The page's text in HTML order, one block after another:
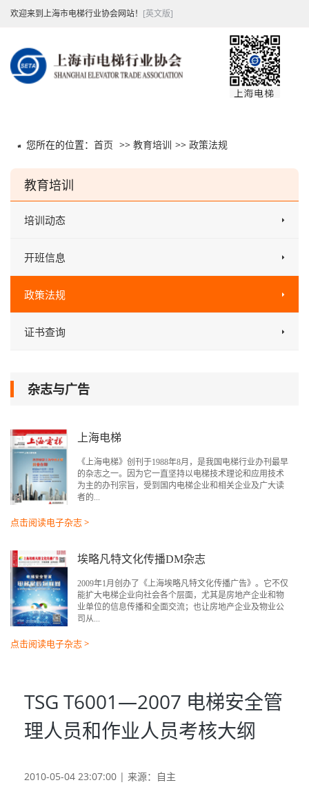
欢迎来到上海市电梯行业协会网站！ [英文版]
您所在的位置： 首页 >> 教育培训 >> 政策法规
教育培训
培训动态
开班信息
政策法规
证书查询
杂志与广告
上海电梯
《上海电梯》创刊于1988年8月，是我国电梯行业办刊最早
的杂志之一。因为它一直坚持以电梯技术理论和应用技术
为主的办刊宗旨，受到国内电梯企业和相关企业及广大读
者的...
点击阅读电子杂志 >
埃略凡特文化传播DM杂志
2009年1月创办了《上海埃略凡特文化传播广告》。它不仅
能扩大电梯企业向社会各个层面，尤其是房地产企业和物
业单位的信息传播和全面交流；也让房地产企业及物业公
司从...
点击阅读电子杂志 >
TSG T6001—2007 电梯安全管
理人员和作业人员考核大纲
2010-05-04 23:07:00 | 来源：自主